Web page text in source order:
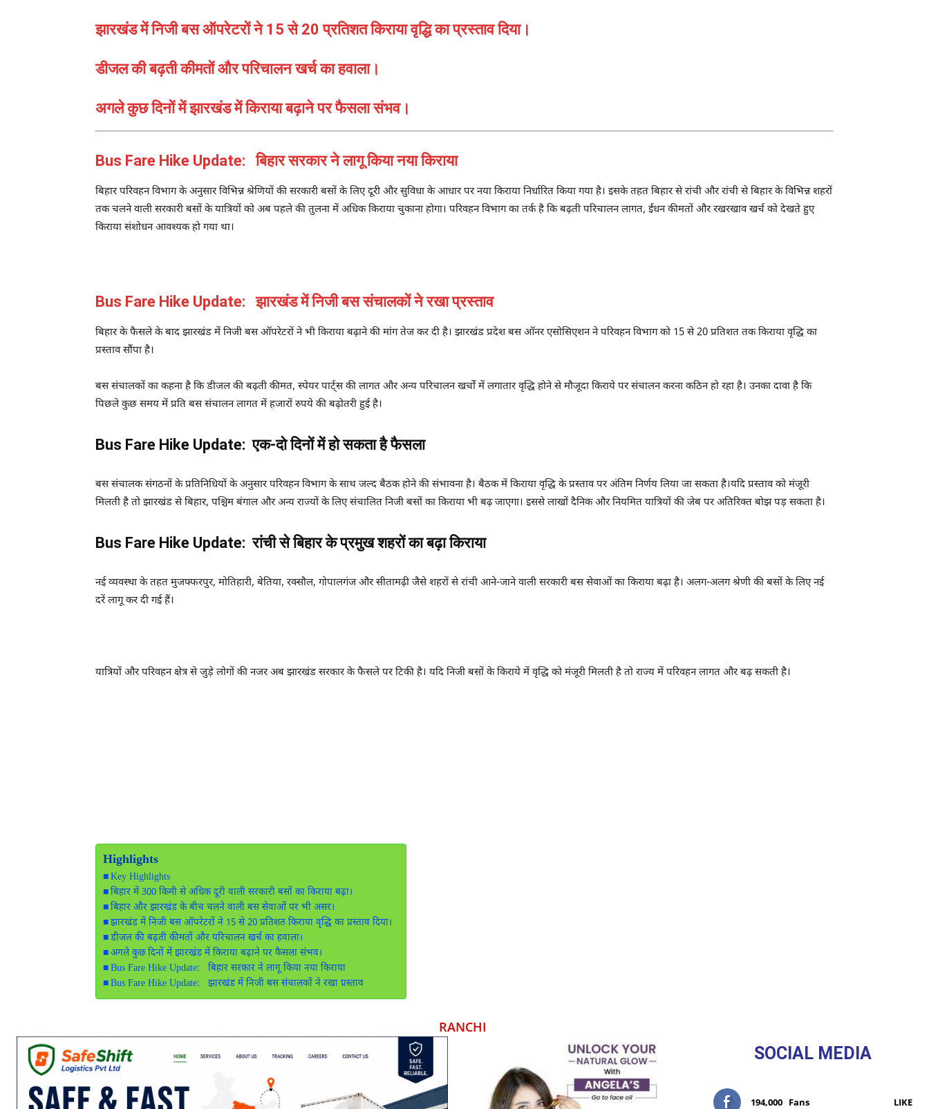
झारखंड में निजी बस ऑपरेटरों ने 15 से 20 प्रतिशत किराया वृद्धि का प्रस्ताव दिया।
डीजल की बढ़ती कीमतों और परिचालन खर्च का हवाला।
अगले कुछ दिनों में झारखंड में किराया बढ़ाने पर फैसला संभव।
Bus Fare Hike Update: बिहार सरकार ने लागू किया नया किराया
बिहार परिवहन विभाग के अनुसार विभिन्न श्रेणियों की सरकारी बसों के लिए दूरी और सुविधा के आधार पर नया किराया निर्धारित किया गया है। इसके तहत बिहार से रांची और रांची से बिहार के विभिन्न शहरों
तक चलने वाली सरकारी बसों के यात्रियों को अब पहले की तुलना में अधिक किराया चुकाना होगा। परिवहन विभाग का तर्क है कि बढ़ती परिचालन लागत, ईंधन कीमतों और रखरखाव खर्च को देखते हुए
किराया संशोधन आवश्यक हो गया था।
Bus Fare Hike Update: झारखंड में निजी बस संचालकों ने रखा प्रस्ताव
बिहार के फैसले के बाद झारखंड में निजी बस ऑपरेटरों ने भी किराया बढ़ाने की मांग तेज कर दी है। झारखंड प्रदेश बस ऑनर एसोसिएशन ने परिवहन विभाग को 15 से 20 प्रतिशत तक किराया वृद्धि का
प्रस्ताव सौंपा है।
बस संचालकों का कहना है कि डीजल की बढ़ती कीमत, स्पेयर पार्ट्स की लागत और अन्य परिचालन खर्चों में लगातार वृद्धि होने से मौजूदा किराये पर संचालन करना कठिन हो रहा है। उनका दावा है कि
पिछले कुछ समय में प्रति बस संचालन लागत में हजारों रुपये की बढ़ोतरी हुई है।
Bus Fare Hike Update: एक-दो दिनों में हो सकता है फैसला
बस संचालक संगठनों के प्रतिनिधियों के अनुसार परिवहन विभाग के साथ जल्द बैठक होने की संभावना है। बैठक में किराया वृद्धि के प्रस्ताव पर अंतिम निर्णय लिया जा सकता है।यदि प्रस्ताव को मंजूरी
मिलती है तो झारखंड से बिहार, पश्चिम बंगाल और अन्य राज्यों के लिए संचालित निजी बसों का किराया भी बढ़ जाएगा। इससे लाखों दैनिक और नियमित यात्रियों की जेब पर अतिरिक्त बोझ पड़ सकता है।
Bus Fare Hike Update: रांची से बिहार के प्रमुख शहरों का बढ़ा किराया
नई व्यवस्था के तहत मुजफ्फरपुर, मोतिहारी, बेतिया, रक्सौल, गोपालगंज और सीतामढ़ी जैसे शहरों से रांची आने-जाने वाली सरकारी बस सेवाओं का किराया बढ़ा है। अलग-अलग श्रेणी की बसों के लिए नई
दरें लागू कर दी गई हैं।
यात्रियों और परिवहन क्षेत्र से जुड़े लोगों की नजर अब झारखंड सरकार के फैसले पर टिकी है। यदि निजी बसों के किराये में वृद्धि को मंजूरी मिलती है तो राज्य में परिवहन लागत और बढ़ सकती है।
Highlights
Key Highlights
बिहार में 300 किमी से अधिक दूरी वाली सरकारी बसों का किराया बढ़ा।
बिहार और झारखंड के बीच चलने वाली बस सेवाओं पर भी असर।
झारखंड में निजी बस ऑपरेटरों ने 15 से 20 प्रतिशत किराया वृद्धि का प्रस्ताव दिया।
डीजल की बढ़ती कीमतों और परिचालन खर्च का हवाला।
अगले कुछ दिनों में झारखंड में किराया बढ़ाने पर फैसला संभव।
Bus Fare Hike Update: बिहार सरकार ने लागू किया नया किराया
Bus Fare Hike Update: झारखंड में निजी बस संचालकों ने रखा प्रस्ताव
RANCHI
SOCIAL MEDIA
194,000 Fans LIKE